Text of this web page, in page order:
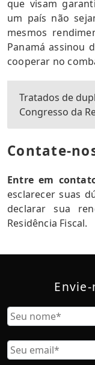
que visam
um país não
mesmos
Panamá assinou
cooperar no
Tratados de
Congresso da
Contate-
Entre em
esclarecer suas
declarar sua
Residência Fiscal.